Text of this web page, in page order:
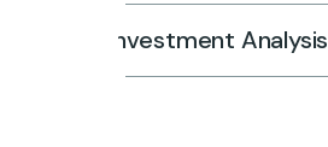
Investment Analysis